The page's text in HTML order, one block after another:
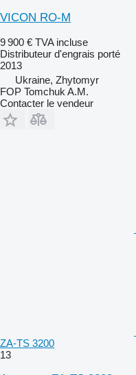
VICON RO-M
9 900 € TVA incluse
Distributeur d'engrais porté
2013
Ukraine, Zhytomyr
FOP Tomchuk A.M.
Contacter le vendeur
ZA-TS 3200
13